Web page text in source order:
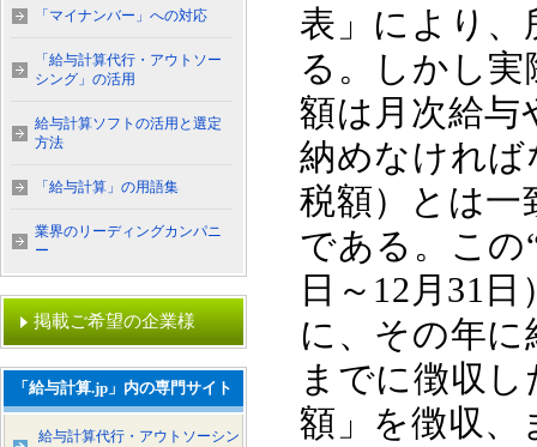
表」により、
る。しかし
額は月次給与
納めなければ
税額）とは一
である。この
日～12月31
に、その年
までに徴収
額」を徴収、
「マイナンバー」への対応
「給与計算代行・アウトソー
シング」の活用
給与計算ソフトの活用と選定
方法
「給与計算」の用語集
業界のリーディングカンパニ
ー
掲載ご希望の企業様
「給与計算.jp」内の専門サイト
給与計算代行・アウトソーシン